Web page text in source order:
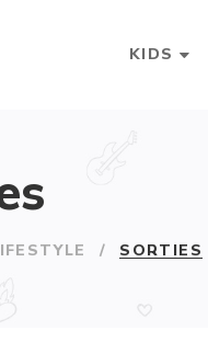
KIDS
/ SORTIES